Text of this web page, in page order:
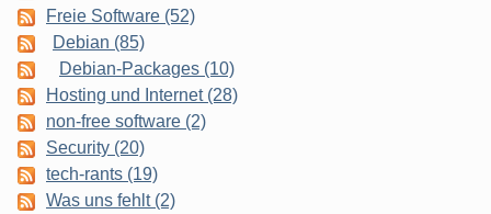
Freie Software (52)
Debian (85)
Debian-Packages (10)
Hosting und Internet (28)
non-free software (2)
Security (20)
tech-rants (19)
Was uns fehlt (2)